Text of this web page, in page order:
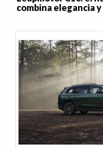
combina elegancia